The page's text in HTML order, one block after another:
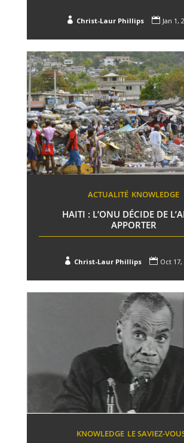
 Christ-Laur Phillips  Jan 1,
ACTUALITÉ KNOWLEDGE
HAITI : L’ONU DÉCIDE DE
APPORTER
 Christ-Laur Phillips  Oct 17,
KNOWLEDGE LE SAVIEZ-